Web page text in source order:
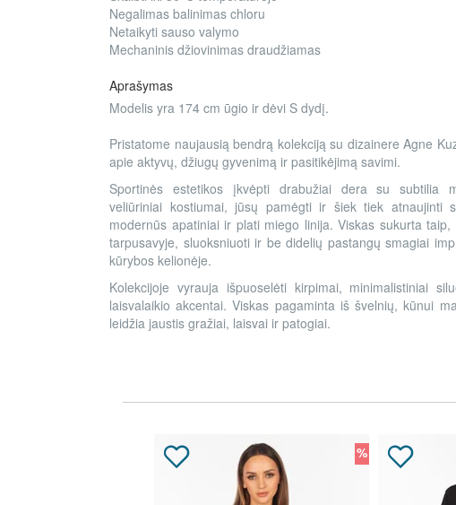
Negalimas balinimas chloru
Netaikyti sauso valymo
Mechaninis džiovinimas draudžiamas
Aprašymas
Modelis yra 174 cm ūgio ir dėvi S dydį.
Pristatome naujausią bendrą kolekciją su dizainere Agne
apie aktyvų, džiugų gyvenimą ir pasitikėjimą savimi.
Sportinės estetikos įkvėpti drabužiai dera su subtilia
veliūriniai kostiumai, jūsų pamėgti ir šiek tiek atnaujinti
modernūs apatiniai ir plati miego linija. Viskas sukurta
tarpusavyje, sluoksniuoti ir be didelių pastangų smagiai
kūrybos kelionėje.
Kolekcijoje vyrauja išpuoselėti kirpimai, minimalistiniai
laisvalaikio akcentai. Viskas pagaminta iš švelnių, kūnui
leidžia jaustis gražiai, laisvai ir patogiai.
%